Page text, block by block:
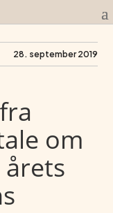
28. september 2019
om